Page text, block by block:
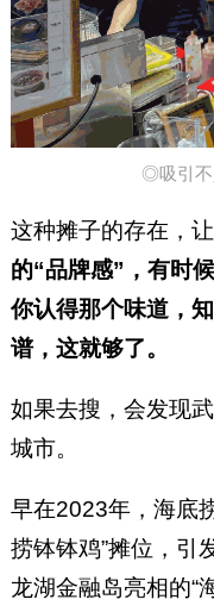
◎吸引不
这种摊子的存在，
的“品牌感”，有时
你认得那个味道，
谱，这就够了。
如果去搜，会发现
城市。
早在2023年，海底
捞钵钵鸡”摊位，引
龙湖金融岛亮相的“